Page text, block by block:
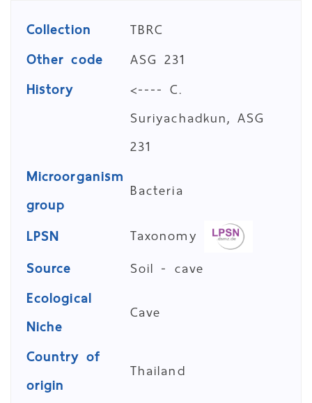
Collection
TBRC
Other code
ASG 231
History
<---- C.
Suriyachadkun, ASG
231
Microorganism
group
Bacteria
LPSN
Taxonomy
Source
Soil - cave
Ecological
Niche
Cave
Country of
origin
Thailand